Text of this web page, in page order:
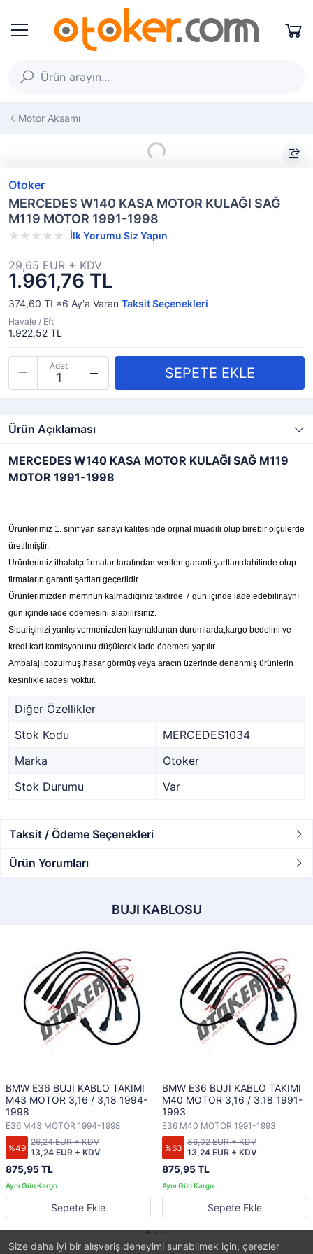
Size daha iyi bir alışveriş deneyimi sunabilmek için, çerezler
Motor Aksamı
Otoker
MERCEDES W140 KASA MOTOR KULAĞI SAĞ
M119 MOTOR 1991-1998
İlk Yorumu Siz Yapın
1.961,76 TL
29,65 EUR + KDV
374,60 TL×6 Ay'a Varan Taksit Seçenekleri
Havale / Eft
1.922,52 TL
Adet
Ürün Açıklaması
MERCEDES W140 KASA MOTOR KULAĞI SAĞ M119
MOTOR 1991-1998
Ürünlerimiz 1. sınıf yan sanayi kalitesinde orjinal muadili olup birebir ölçülerde
üretilmiştir.
Ürünlerimiz ithalatçı firmalar tarafından verilen garanti şartları dahilinde olup
firmaların garanti şartları geçerlidir.
Ürünlerimizden memnun kalmadığınız taktirde 7 gün içinde iade edebilir,aynı
gün içinde iade ödemesini alabilirsiniz.
Siparişinizi yanlış vermenizden kaynaklanan durumlarda;kargo bedelini ve
kredi kart komisyonunu düşülerek iade ödemesi yapılır.
Ambalajı bozulmuş,hasar görmüş veya aracın üzerinde denenmiş ürünlerin
kesinlikle iadesi yoktur.
Diğer Özellikler
Stok Kodu
MERCEDES1034
Marka
Otoker
Stok Durumu
Var
Taksit / Ödeme Seçenekleri
Ürün Yorumları
BUJI KABLOSU
BMW E36 BUJİ KABLO TAKIMI
M43 MOTOR 3,16 / 3,18 1994-
1998
E36 M43 MOTOR 1994-1998
%49
875,95 TL
13,24 EUR + KDV
26,24 EUR + KDV
Sepete Ekle
BMW E36 BUJİ KABLO TAKIMI
M40 MOTOR 3,16 / 3,18 1991-
1993
E36 M40 MOTOR 1991-1993
%63
875,95 TL
13,24 EUR + KDV
36,02 EUR + KDV
Sepete Ekle